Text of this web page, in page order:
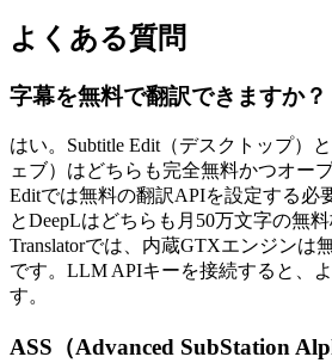
よくある質問
字幕を無料で翻訳できますか？
はい。Subtitle Edit（デスクトップ）と
ェブ）はどちらも完全無料かつオー
Editでは無料の翻訳APIを設定する必
とDeepLはどちらも月50万文字の無
Translatorでは、内蔵GTXエンジンは
です。LLM APIキーを接続すると、
す。
ASS（Advanced SubStation